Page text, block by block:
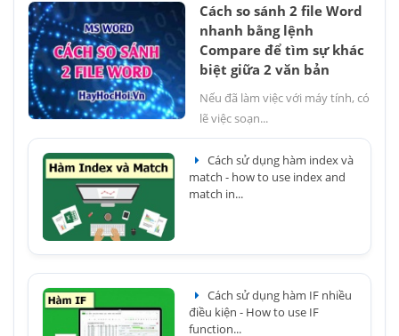
Cách so sánh 2 file Word
nhanh bằng lệnh
Compare để tìm sự khác
biệt giữa 2 văn bản
Nếu đã làm việc với máy tính, có
lẽ việc soạn...
Cách sử dụng hàm index và
match - how to use index and
match in...
Cách sử dụng hàm IF nhiều
điều kiện - How to use IF
function...